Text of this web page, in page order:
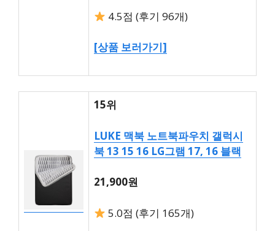
4.5점 (후기 96개)
[상품 보러가기]
15위
LUKE 맥북 노트북파우치 갤럭시
북 13 15 16 LG그램 17, 16 블랙
21,900원
5.0점 (후기 165개)